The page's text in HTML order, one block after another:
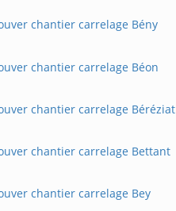
chantier carrelage Bény
chantier carrelage Béon
chantier carrelage Béréziat
chantier carrelage Bettant
chantier carrelage Bey